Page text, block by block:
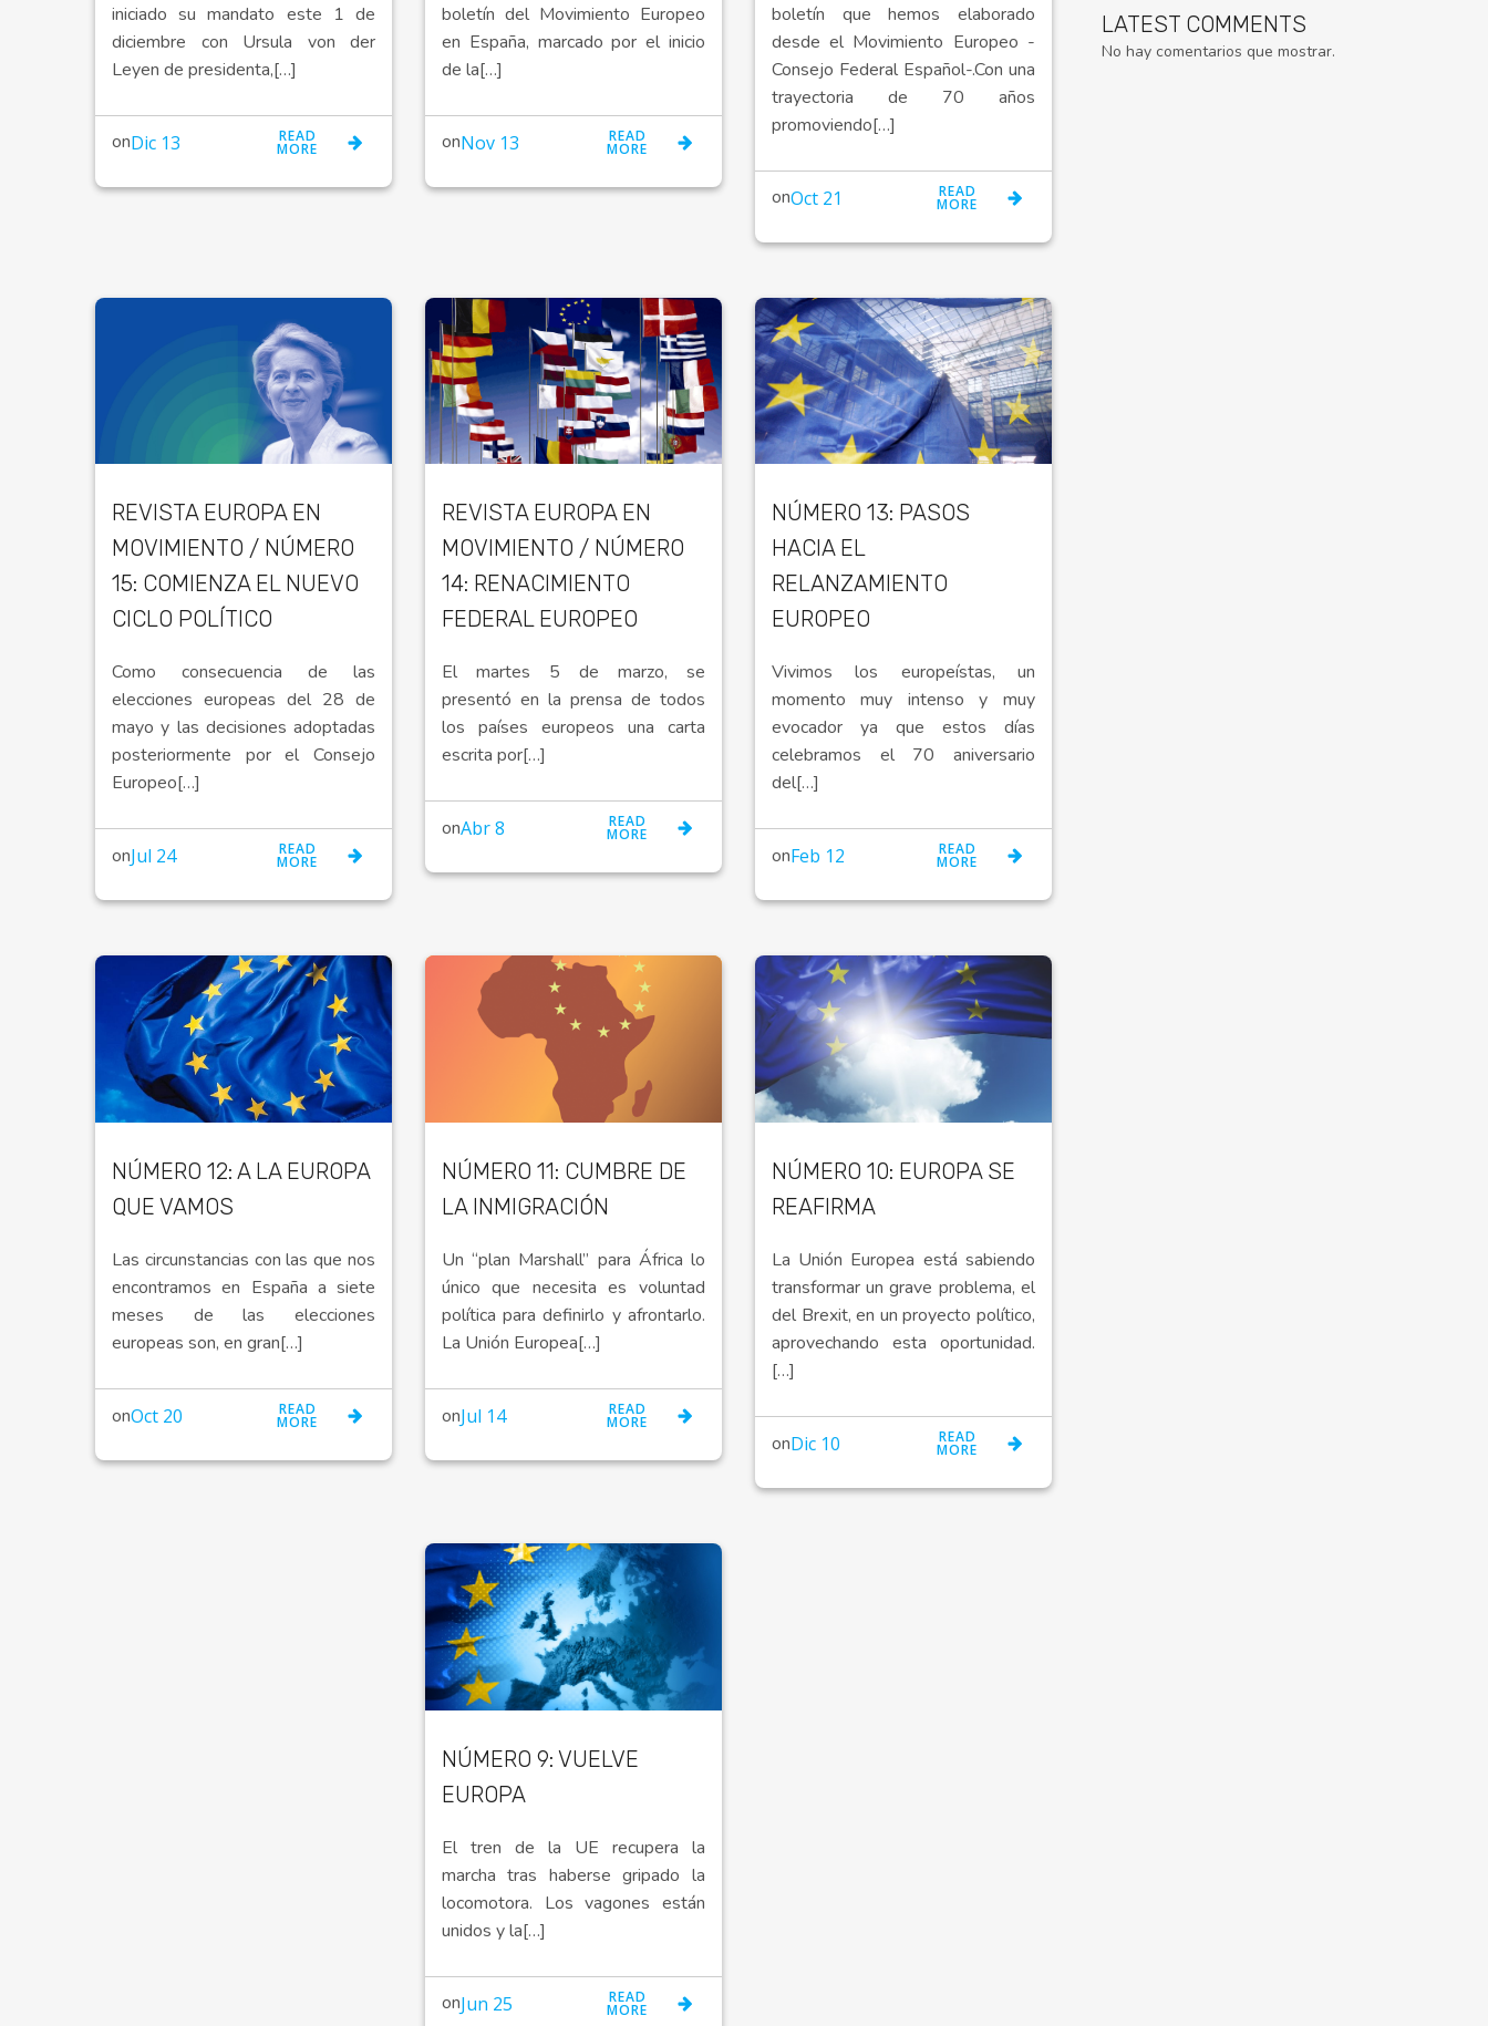
iniciado su mandato este 1 de
diciembre con Ursula von der
Leyen de presidenta,[…]
onDic 13 READ
MORE
boletín del Movimiento Europeo
en España, marcado por el inicio
de la[…]
onNov 13 READ
MORE
boletín que hemos elaborado
desde el Movimiento Europeo -
Consejo Federal Español-.Con una
trayectoria de 70 años
promoviendo[…]
onOct 21 READ
MORE
REVISTA EUROPA EN
MOVIMIENTO / NÚMERO
15: COMIENZA EL NUEVO
CICLO POLÍTICO
Como consecuencia de las
elecciones europeas del 28 de
mayo y las decisiones adoptadas
posteriormente por el Consejo
Europeo[…]
onJul 24 READ
MORE
REVISTA EUROPA EN
MOVIMIENTO / NÚMERO
14: RENACIMIENTO
FEDERAL EUROPEO
El martes 5 de marzo, se
presentó en la prensa de todos
los países europeos una carta
escrita por[…]
onAbr 8 READ
MORE
NÚMERO 13: PASOS
HACIA EL
RELANZAMIENTO
EUROPEO
Vivimos los europeístas, un
momento muy intenso y muy
evocador ya que estos días
celebramos el 70 aniversario
del[…]
onFeb 12 READ
MORE
NÚMERO 12: A LA EUROPA
QUE VAMOS
Las circunstancias con las que nos
encontramos en España a siete
meses de las elecciones
europeas son, en gran[…]
onOct 20 READ
MORE
NÚMERO 11: CUMBRE DE
LA INMIGRACIÓN
Un “plan Marshall” para África lo
único que necesita es voluntad
política para definirlo y afrontarlo.
La Unión Europea[…]
onJul 14 READ
MORE
NÚMERO 10: EUROPA SE
REAFIRMA
La Unión Europea está sabiendo
transformar un grave problema, el
del Brexit, en un proyecto político,
aprovechando esta oportunidad.
[…]
onDic 10 READ
MORE
NÚMERO 9: VUELVE
EUROPA
El tren de la UE recupera la
marcha tras haberse gripado la
locomotora. Los vagones están
unidos y la[…]
onJun 25 READ
MORE
LATEST COMMENTS
No hay comentarios que mostrar.